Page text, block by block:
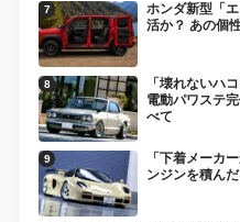
ホンダ新型「
活か？ あの個
「壊れないハ
電動パワステ
べて
「下着メーカ
ンジンを積ん